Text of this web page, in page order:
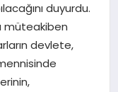
duyurdu.
müteakiben
devlete,